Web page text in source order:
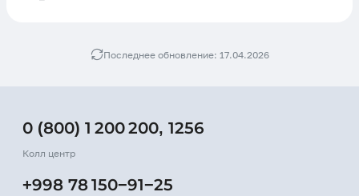
Последнее обновление: 17.04.2026
0 (800) 1 200 200, 1256
Колл центр
+998 78 150−91−25